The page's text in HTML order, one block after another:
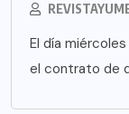
El día
el contrato de